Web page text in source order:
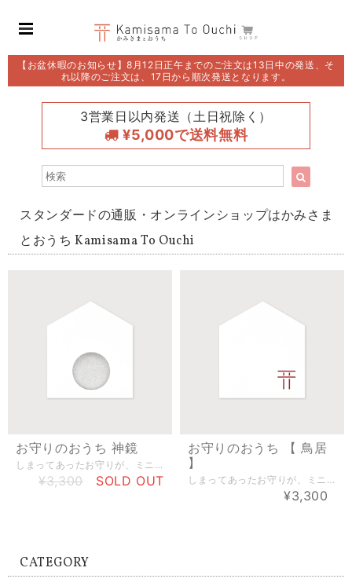
【お盆休暇のお知らせ】8月12日正午までのご注文は13日中の発送、そ
れ以降のご注文は、17日から順次発送となります。
3営業日以内発送（土日祝除く）
¥5,000で送料無料
スタンダードの通販・オンラインショップはかみさま
とおうち Kamisama To Ouchi
お守りのおうち 神鏡
しまってあったお守りが、ミニ神棚に！ 神社や神棚に安置される「神鏡」がモチーフ。 【サイズ】 本体サイズ（約）：横幅108mm×奥行2mm×高さ125mm ※大きいお守りを入れると、シワができる場合がございます。 【 付属品 】 ・お守りのおうち 本体…1 ・説明書…1 ・封印用シール…1 ・貼って剥がせる壁貼り材…1 神棚･神具をもっと自由に。 グッドデザイン賞受賞「貼る神棚」をはじめ、伊勢神宮杉など希少な木で作る「置ける神棚」「光のお供え」「願い小だるま」など、自分らしく飾れる神棚に。かみさまとおうち。
¥3,300 SOLD OUT
お守りのおうち 【 鳥居
】
しまってあったお守りが、ミニ神棚に！ 神社を表す鳥居がモチーフ。 【サイズ】 本体サイズ（約）：横幅108mm×奥行2mm×高さ125mm ※大きいお守りを入れると、シワができる場合がございます。 【 付属品 】 ・お守りのおうち 本体…1 ・説明書…1 ・封印用シール…1 ・貼って剥がせる壁貼り材…1 神棚･神具をもっと自由に。 グッドデザイン賞受賞「貼る神棚」をはじめ、伊勢神宮杉など希少な木で作る「置ける神棚」「光のお供え」「願い小だるま」など、自分らしく飾れる神棚に。かみさまとおうち。
¥3,300
CATEGORY